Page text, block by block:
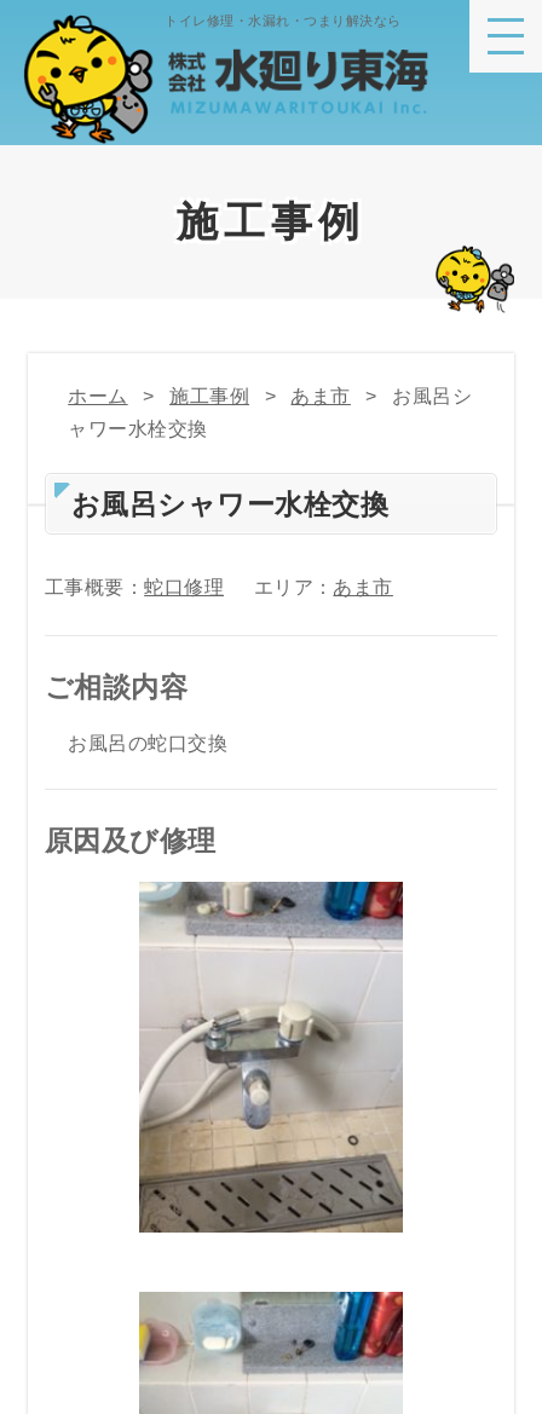
トイレ修理・水漏れ・つまり解決なら
施工事例
ホーム 施工事例 あま市
お風呂シ
ャワー水栓交換
お風呂シャワー水栓交換
工事概要：蛇口修理 エリア： あま市
ご相談内容
お風呂の蛇口交換
原因及び修理